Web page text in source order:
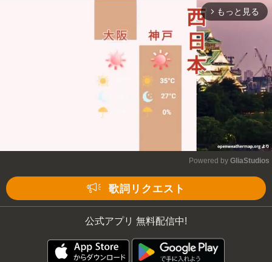
arrow_forward_ios もっと見る
Powered by GliaStudios
歌詞リクエスト
公式アプリ 無料配信中!